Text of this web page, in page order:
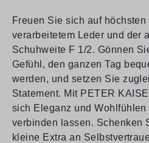
Freuen Sie sich auf
verarbeitetem Leder und der
Schuhweite F 1/2. Gönnen
Gefühl, den ganzen Tag
werden, und setzen Sie
Statement. Mit PETER
sich Eleganz und
verbinden lassen. Schenken
kleine Extra an